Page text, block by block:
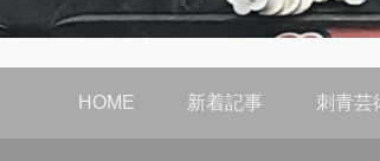
HOME 新着記事 刺青芸